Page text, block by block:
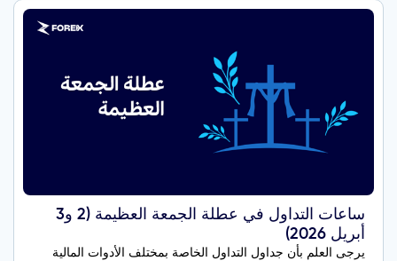
ساعات التداول في عطلة الجمعة العظيمة (2 و3
أبريل 2026)
يرجى العلم بأن جداول التداول الخاصة بمختلف الأدوات المالية